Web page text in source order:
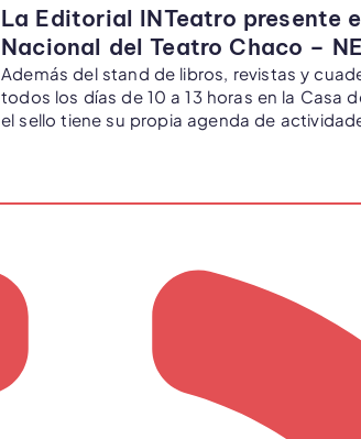
La Editorial INTeatro presente
Nacional del Teatro Chaco –
Además del stand de libros, revistas y
todos los días de 10 a 13 horas en la Casa
el sello tiene su propia agenda de